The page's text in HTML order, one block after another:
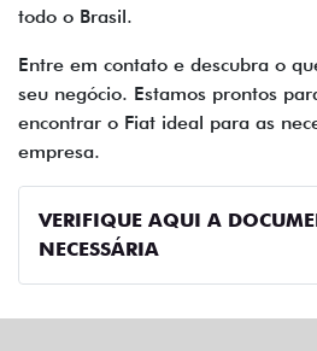
todo o Brasil.
Entre em contato e descubra o
seu negócio. Estamos prontos
encontrar o Fiat ideal para as
empresa.
VERIFIQUE AQUI A
NECESSÁRIA